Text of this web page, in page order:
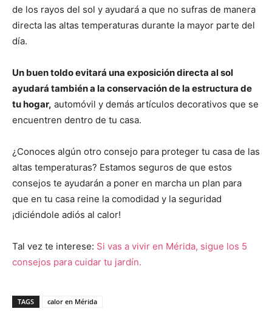
de los rayos del sol y ayudará a que no sufras de manera
directa las altas temperaturas durante la mayor parte del
día.
Un buen toldo evitará una exposición directa al sol
ayudará también a la conservación de la estructura de
tu hogar, automóvil y demás artículos decorativos que se
encuentren dentro de tu casa.
¿Conoces algún otro consejo para proteger tu casa de las
altas temperaturas? Estamos seguros de que estos
consejos te ayudarán a poner en marcha un plan para
que en tu casa reine la comodidad y la seguridad
¡diciéndole adiós al calor!
Tal vez te interese: Si vas a vivir en Mérida, sigue los 5
consejos para cuidar tu jardín.
TAGS calor en Mérida